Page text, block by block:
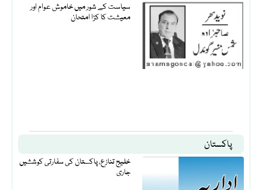
سیاست کے شور میں خاموش عوام اور
معیشت کا کڑا امتحان
پاکستان
خلیج تنازع، پاکستان کی سفارتی کوششیں
جاری